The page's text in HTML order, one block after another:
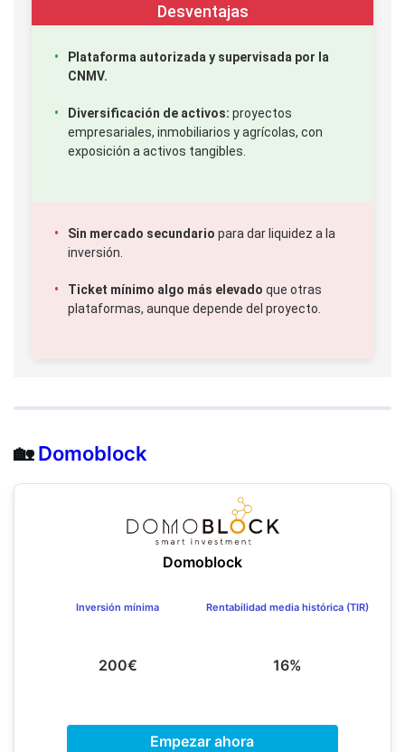
Desventajas
Plataforma autorizada y supervisada por la
CNMV.
Diversificación de activos: proyectos
empresariales, inmobiliarios y agrícolas, con
exposición a activos tangibles.
Sin mercado secundario para dar liquidez a la
inversión.
Ticket mínimo algo más elevado que otras
plataformas, aunque depende del proyecto.
🏡Domoblock
Domoblock
Inversión mínima
200€
Rentabilidad media histórica (TIR)
16%
Empezar ahora